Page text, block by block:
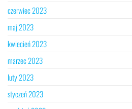
czerwiec 2023
maj 2023
kwiecień 2023
marzec 2023
luty 2023
styczeń 2023